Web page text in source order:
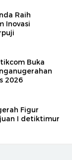
Raih
Inovasi
Buka
2026
Figur
I detiktimur